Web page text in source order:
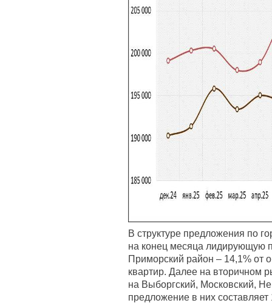
В структуре предложения по
на конец месяца лидирующую
Приморский район – 14,1% от
квартир. Далее на вторичном
на Выборгский, Московский,
предложение в них